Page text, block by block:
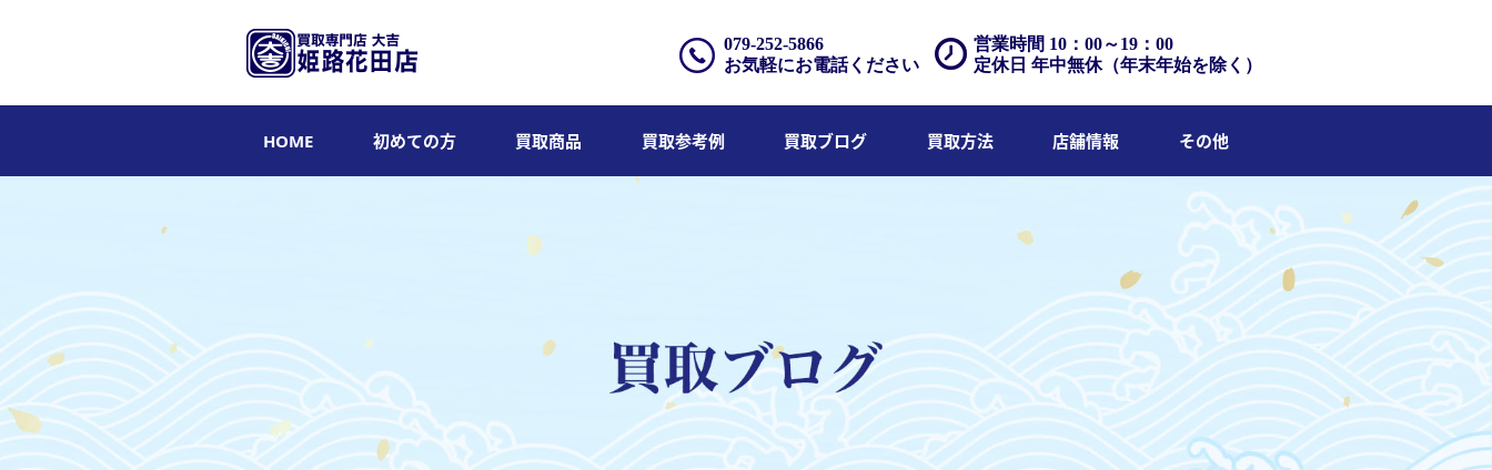
営業時間 10：00～19：00
定休日 年中無休（年末年始を除く）
079-252-5866
お気軽にお電話ください
HOME 初めての方 買取商品 買取参考例 買取ブログ 買取方法 店舗情報 その他